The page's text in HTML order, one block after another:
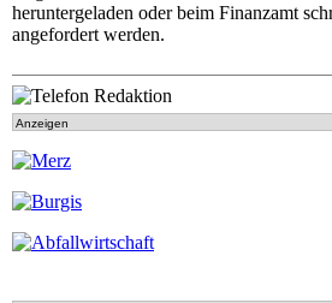
heruntergeladen oder beim Finanzamt
angefordert werden.
Anzeigen